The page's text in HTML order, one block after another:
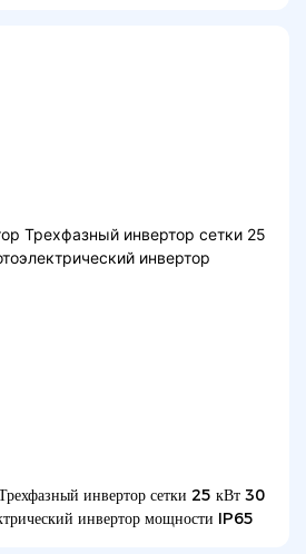
инвертор сетки 25 кВт 30
инвертор мощности IP65